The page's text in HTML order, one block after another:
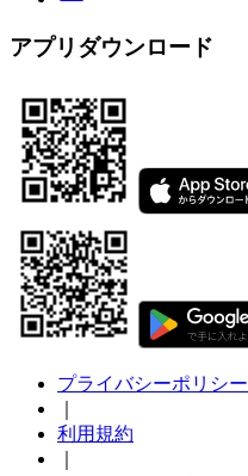
アプリダウンロード
プライバシーポリシー
利用規約